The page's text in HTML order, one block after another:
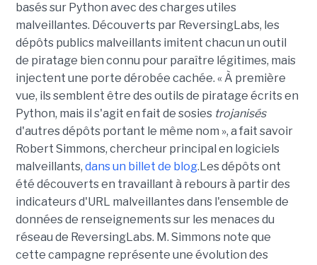
basés sur Python avec des charges utiles
malveillantes. Découverts par ReversingLabs, les
dépôts publics malveillants imitent chacun un outil
de piratage bien connu pour paraître légitimes, mais
injectent une porte dérobée cachée. « À première
vue, ils semblent être des outils de piratage écrits en
Python, mais il s'agit en fait de sosies trojanisés
d'autres dépôts portant le même nom », a fait savoir
Robert Simmons, chercheur principal en logiciels
malveillants, dans un billet de blog.Les dépôts ont
été découverts en travaillant à rebours à partir des
indicateurs d'URL malveillantes dans l'ensemble de
données de renseignements sur les menaces du
réseau de ReversingLabs. M. Simmons note que
cette campagne représente une évolution des